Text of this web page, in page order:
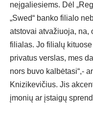
neįgaliesiems. Dėl
„Swed“ banko filialo
atstovai atvažiuoja, na,
filialas. Jo filialų
privatus verslas, mes
nors buvo kalbėtasi“,-
Knizikevičius. Jis
įmonių ar įstaigų